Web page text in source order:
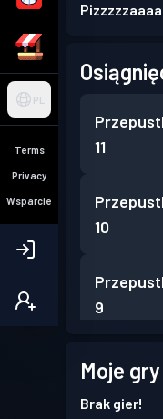
PL
Terms
Privacy
Wsparcie
11
10
9
Moje
Brak gier!